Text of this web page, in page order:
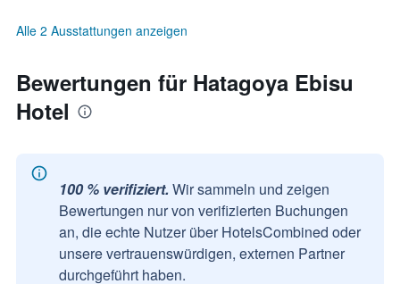
Alle 2 Ausstattungen anzeigen
Bewertungen für Hatagoya Ebisu
Hotel
100 % verifiziert. Wir sammeln und zeigen
Bewertungen nur von verifizierten Buchungen
an, die echte Nutzer über HotelsCombined oder
unsere vertrauenswürdigen, externen Partner
durchgeführt haben.